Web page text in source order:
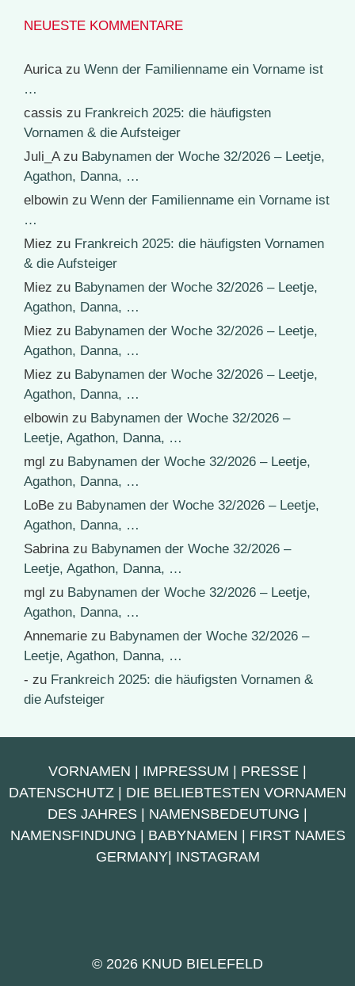
NEUESTE KOMMENTARE
Auricazu Wenn der Familienname ein Vorname ist
…
cassis zu Frankreich 2025: die häufigsten
Vornamen & die Aufsteiger
Juli_Azu Babynamen der Woche 32/2026 – Leetje,
Agathon, Danna, …
elbowin zu Wenn der Familienname ein Vorname ist
…
Miez zu Frankreich 2025: die häufigsten Vornamen
& die Aufsteiger
Miez zu Babynamen der Woche 32/2026 – Leetje,
Agathon, Danna, …
Miez zu Babynamen der Woche 32/2026 – Leetje,
Agathon, Danna, …
Miez zu Babynamen der Woche 32/2026 – Leetje,
Agathon, Danna, …
elbowin zu Babynamen der Woche 32/2026 –
Leetje, Agathon, Danna, …
mgl zu Babynamen der Woche 32/2026 – Leetje,
Agathon, Danna, …
LoBe zu Babynamen der Woche 32/2026 – Leetje,
Agathon, Danna, …
Sabrinazu Babynamen der Woche 32/2026 –
Leetje, Agathon, Danna, …
mgl zu Babynamen der Woche 32/2026 – Leetje,
Agathon, Danna, …
Annemarie zu Babynamen der Woche 32/2026 –
Leetje, Agathon, Danna, …
- zu Frankreich 2025: die häufigsten Vornamen &
die Aufsteiger
VORNAMEN IMPRESSUM PRESSE
DATENSCHUTZ
DIE BELIEBTESTEN VORNAMEN
DES JAHRES
NAMENSBEDEUTUNG
NAMENSFINDUNG
BABYNAMEN
FIRST NAMES
GERMANY| INSTAGRAM
© 2026 KNUD BIELEFELD